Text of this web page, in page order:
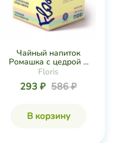
Чайный напиток
Ромашка с цедрой ...
Floris
293 ₽ 586 ₽
В корзину